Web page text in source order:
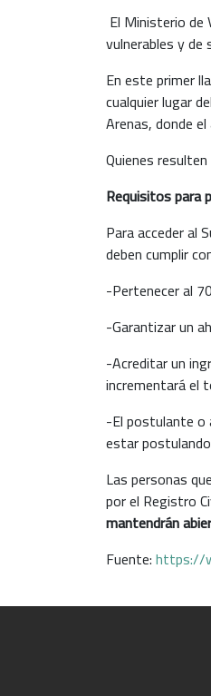
El Ministerio de
vulnerables y
En este primer
cualquier lugar
Arenas, donde
Quienes
Requisitos para
Para acceder al
deben cumplir
-Pertenecer al
-Garantizar un
-Acreditar un
incrementará el
-El postulante o
estar
Las personas
por el Registro
mantendrán
Fuente:https://